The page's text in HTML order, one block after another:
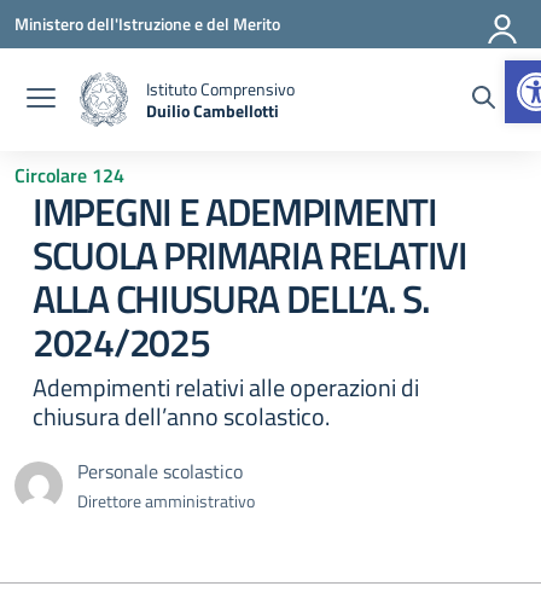
Vai ai contenuti
Vai al menu di navigazione
Vai al footer
Ministero dell'Istruzione e del Merito
Istituto Comprensivo
Duilio Cambellotti
Circolare 124
IMPEGNI E ADEMPIMENTI
SCUOLA PRIMARIA RELATIVI
ALLA CHIUSURA DELL’A. S.
2024/2025
Adempimenti relativi alle operazioni di
chiusura dell’anno scolastico.
Personale scolastico
Direttore amministrativo